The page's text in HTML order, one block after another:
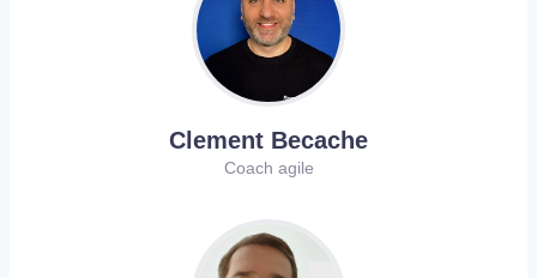
Clement Becache
Coach agile